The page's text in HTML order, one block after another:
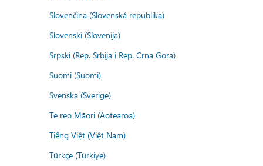
Slovenčina (Slovenská republika)
Slovenski (Slovenija)
Srpski (Rep. Srbija i Rep. Crna Gora)
Suomi (Suomi)
Svenska (Sverige)
Te reo Māori (Aotearoa)
Tiếng Việt (Việt Nam)
Türkçe (Türkiye)